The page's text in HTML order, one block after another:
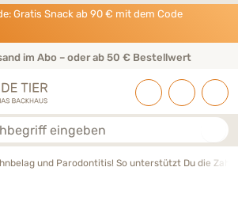
Gratis Snack ab 90 € mit dem Code
im Abo – oder ab 50 € Bestellwert
und Parodontitis! So unterstützt Du die